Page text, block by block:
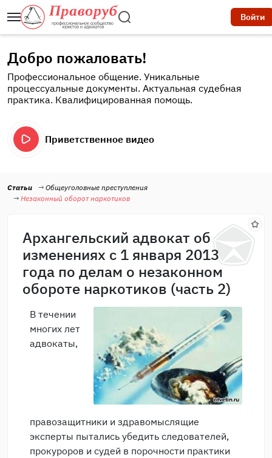
Войти
Добро пожаловать!
Профессиональное общение. Уникальные
процессуальные документы. Актуальная судебная
практика. Квалифицированная помощь.
Приветственное видео
Статьи
Общеуголовные преступления
Незаконный оборот наркотиков
Архангельский адвокат об
изменениях с 1 января 2013
года по делам о незаконном
обороте наркотиков (часть 2)
В течении
многих лет
адвокаты,
правозащитники и здравомыслящие
эксперты пытались убедить следователей,
прокуроров и судей в порочности практики